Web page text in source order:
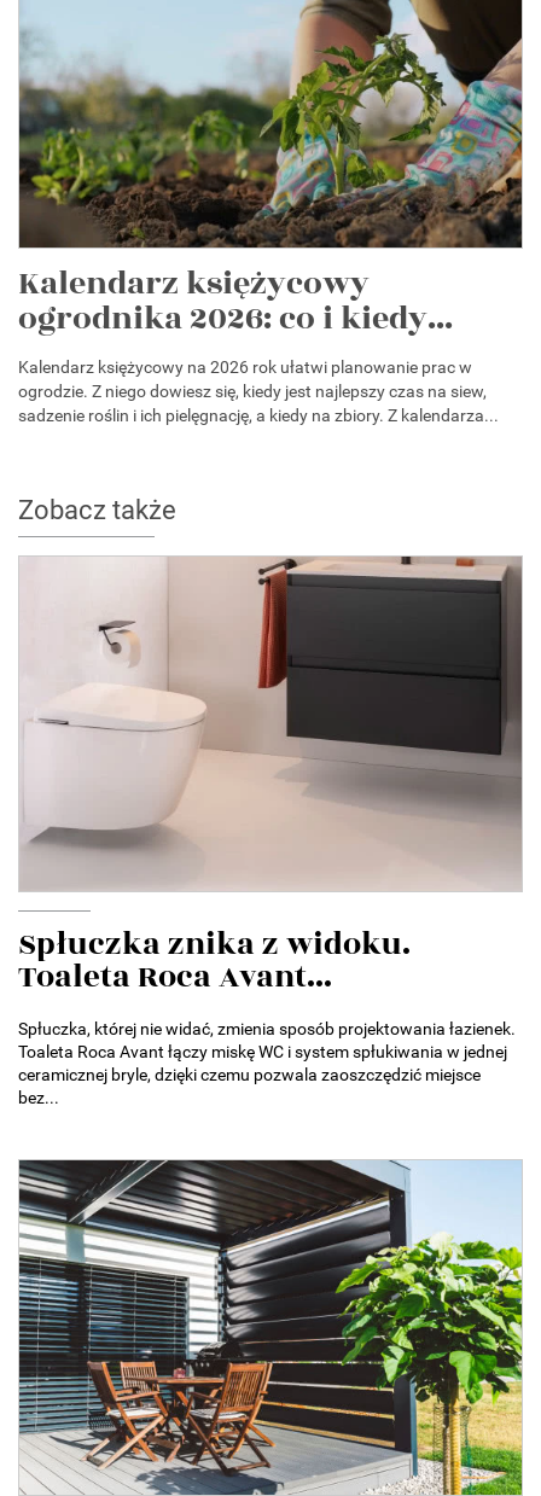
Kalendarz księżycowy
ogrodnika 2026: co i kiedy...
Kalendarz księżycowy na 2026 rok ułatwi planowanie prac w
ogrodzie. Z niego dowiesz się, kiedy jest najlepszy czas na siew,
sadzenie roślin i ich pielęgnację, a kiedy na zbiory. Z kalendarza...
Zobacz także
Spłuczka znika z widoku.
Toaleta Roca Avant...
Spłuczka, której nie widać, zmienia sposób projektowania łazienek.
Toaleta Roca Avant łączy miskę WC i system spłukiwania w jednej
ceramicznej bryle, dzięki czemu pozwala zaoszczędzić miejsce
bez...